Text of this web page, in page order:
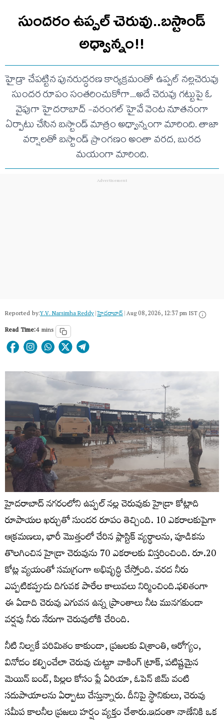
సుందరం ఉప్పల్ చెరువు..బస్టాండ్
అధ్వాన్నం!!
హైడ్రా చేపట్టిన పునరుద్ధరణ కార్యక్రమంతో ఉప్పల్ నల్లచెరువు
సుందర రూపం సంతరించుకోగా...అదే చెరువు గట్టుపై ఓ
వైపుగా హైదరాబాద్ -వరంగల్ హైవే వెంట నూతనంగా
ఏర్పాటు చేసిన బస్టాండ్ మాత్రం అధ్వాన్నంగా మారింది. తాజా
వర్షాలతో బస్టాండ్ ప్రాంగణం అంతా వరద, బురద
మయంగా మారింది.
Reported by:Y.V. Narsimha Reddy|హైదరాబాద్​|Aug 08, 2026, 12:37 pm IST
Read Time:4 mins
హైదరాబాద్ నగరంలోని ఉప్పల్ నల్ల చెరువుకు హైడ్రా కోట్లాది
రూపాయల ఖర్చుతో సుందర రూపం తెచ్చింది. 10 ఎకరాలకుపైగా
ఆక్రమణలు, భారీ మొత్తంలో చేరిన ప్లాస్టిక్‌ వ్యర్థాలను, పూడికను
తొలగించిన హైడ్రా చెరువును 70 ఎకరాలకు విస్తరించింది. రూ.20
కోట్ల వ్యయంతో సమగ్రంగా అభివృద్ధి చేస్తోంది. వరద నీరు
ఎప్పటికప్పుడు దిగువక పారేల కాలువలు నిర్మించింది.ఫలితంగా
ఈ ఏడాది చెరువు ఎగువన ఉన్న ప్రాంతాలు నీట మునగకుండా
వర్షపు నీరు నేరుగా చెరువులోకి చేరింది.
నీటి నిల్వకే పరిమితం కాకుండా, ప్రజలకు విశ్రాంతి, ఆరోగ్యం,
వినోదం కల్పించేలా చెరువు చుట్టూ వాకింగ్‌ ట్రాక్, పటిష్టమైన
మెయిన్‌ బండ్, పిల్లల కోసం ప్లే ఏరియా, ఓపెన్‌ జిమ్‌ వంటి
సదుపాయాలను ఏర్పాటు చేస్తున్నారు. దీనిపై స్థానికులు, చెరువు
సమీప కాలనీల ప్రజలు హర్షం వ్యక్తం చేశారు.ఇదంతా నాణేనికి ఒక